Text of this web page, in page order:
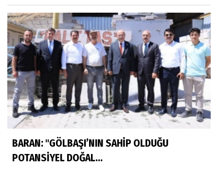
BARAN: "GÖLBAŞI’NIN SAHİP OLDUĞU
POTANSİYEL DOĞAL...